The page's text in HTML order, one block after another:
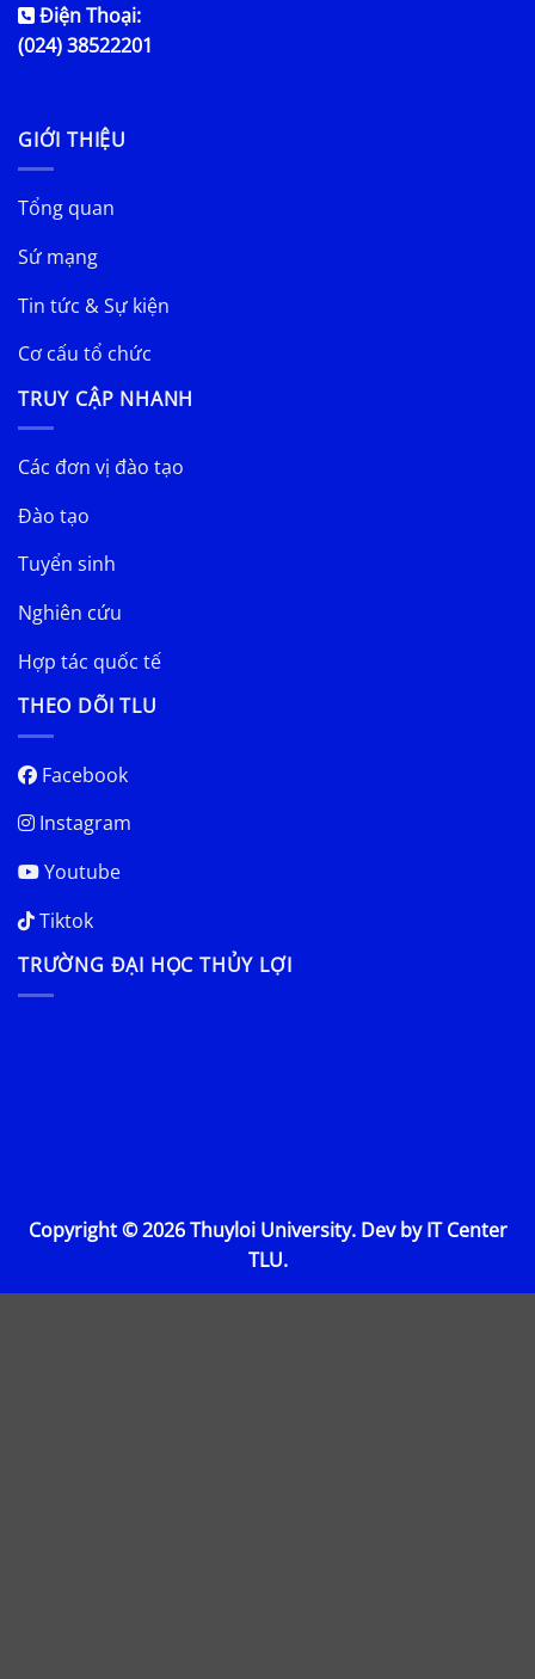
Điện Thoại:
(024) 38522201
GIỚI THIỆU
Tổng quan
Sứ mạng
Tin tức & Sự kiện
Cơ cấu tổ chức
TRUY CẬP NHANH
Các đơn vị đào tạo
Đào tạo
Tuyển sinh
Nghiên cứu
Hợp tác quốc tế
THEO DÕI TLU
Facebook
Instagram
Youtube
Tiktok
TRƯỜNG ĐẠI HỌC THỦY LỢI
Copyright © 2026 Thuyloi University. Dev by IT Center
TLU.